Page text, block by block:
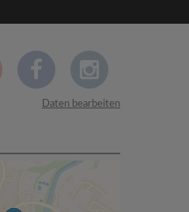
Daten bearbeiten